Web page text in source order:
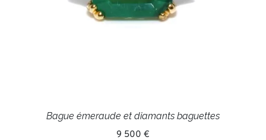
Bague émeraude et diamants baguettes
9 500 €